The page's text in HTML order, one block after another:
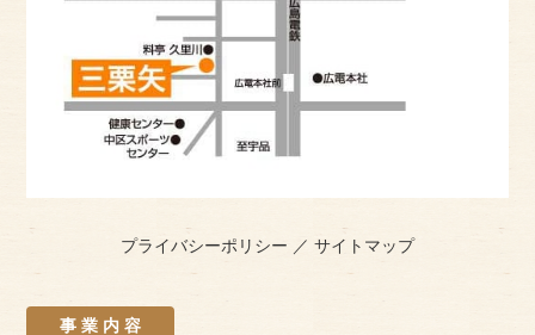
プライバシーポリシー ／ サイトマップ
事 業 内 容